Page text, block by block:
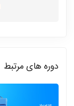
دوره های مرتبط